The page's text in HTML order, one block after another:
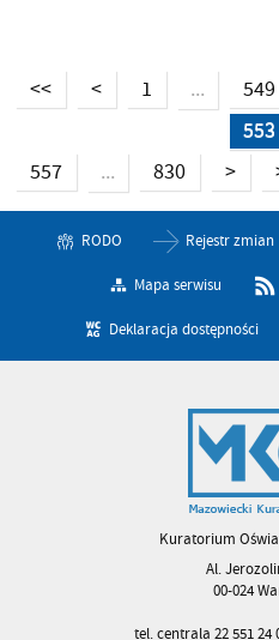
<< < 1 ... 549
553
557
... 830 >
RODO Rejestr zmian
Mapa serwisu
Deklaracja dostępności
Kuratorium
Al.
00-024
tel. centrala 22 551 24